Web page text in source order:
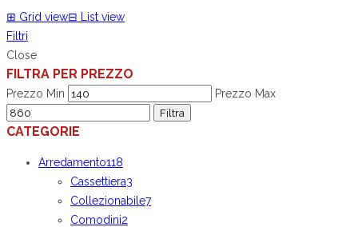
⊞ Grid view⊟
List view
Filtri
Close
FILTRA PER PREZZO
Prezzo Min
Prezzo Max
Filtra
CATEGORIE
Arredamento118
Cassettiera3
Collezionabile7
Comodini2